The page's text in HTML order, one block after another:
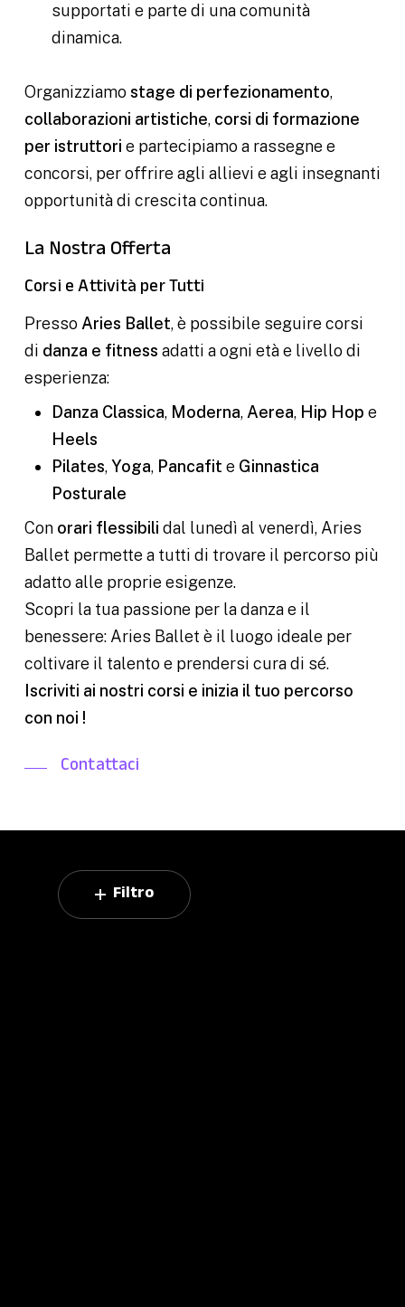
supportati e parte di una comunità
dinamica.
Organizziamo stage di perfezionamento,
collaborazioni artistiche, corsi di formazione
per istruttori e partecipiamo a rassegne e
concorsi, per offrire agli allievi e agli insegnanti
opportunità di crescita continua.
La Nostra Offerta
Corsi e Attività per Tutti
Presso Aries Ballet, è possibile seguire corsi
di danza e fitness adatti a ogni età e livello di
esperienza:
Danza Classica, Moderna, Aerea, Hip Hop e
Heels
Pilates,Yoga, Pancafit e Ginnastica
Posturale
Con orari flessibili dal lunedì al venerdì, Aries
Ballet permette a tutti di trovare il percorso più
adatto alle proprie esigenze.
Scopri la tua passione per la danza e il
benessere: Aries Ballet è il luogo ideale per
coltivare il talento e prendersi cura di sé.
Iscriviti ai nostri corsi e inizia il tuo percorso
con noi !
Contattaci
Filtro